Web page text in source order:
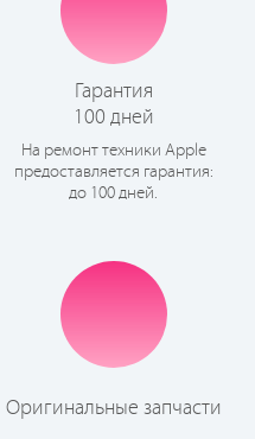
Гарантия
100 дней
На ремонт техники Apple
предоставляется гарантия:
до 100 дней.
Оригинальные запчасти